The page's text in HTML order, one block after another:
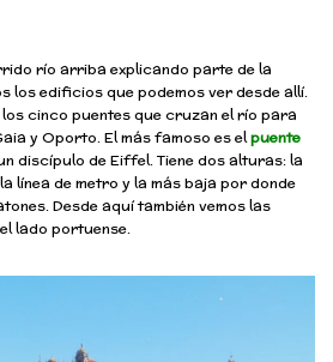
río arriba explicando parte de la
los edificios que podemos ver desde allí.
cinco puentes que cruzan el río para
y Oporto. El más famoso es elpuente
discípulo de Eiffel. Tiene dos alturas: la
línea de metro y la más baja por donde
Desde aquí también vemos las
lado portuense.